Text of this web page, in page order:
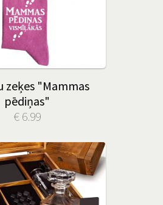
zeķes "Mammas
pēdiņas"
€ 6.99